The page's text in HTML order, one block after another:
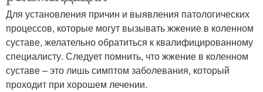
Для установления причин и выявления патологических
процессов, которые могут вызывать жжение в коленном
суставе, желательно обратиться к квалифицированному
специалисту. Следует помнить, что жжение в коленном
суставе – это лишь симптом заболевания, который
проходит при хорошем лечении.